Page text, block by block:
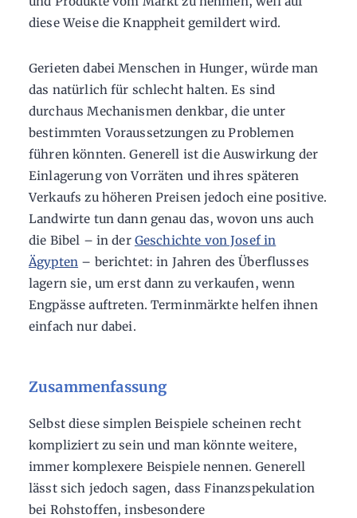
diese Weise die Knappheit gemildert wird.
Gerieten dabei Menschen in Hunger, würde man
das natürlich für schlecht halten. Es sind
durchaus Mechanismen denkbar, die unter
bestimmten Voraussetzungen zu Problemen
führen könnten. Generell ist die Auswirkung der
Einlagerung von Vorräten und ihres späteren
Verkaufs zu höheren Preisen jedoch eine positive.
Landwirte tun dann genau das, wovon uns auch
die Bibel – in der Geschichte von Josef in
Ägypten – berichtet: in Jahren des Überflusses
lagern sie, um erst dann zu verkaufen, wenn
Engpässe auftreten. Terminmärkte helfen ihnen
einfach nur dabei.
Zusammenfassung
Selbst diese simplen Beispiele scheinen recht
kompliziert zu sein und man könnte weitere,
immer komplexere Beispiele nennen. Generell
lässt sich jedoch sagen, dass Finanzspekulation
bei Rohstoffen, insbesondere